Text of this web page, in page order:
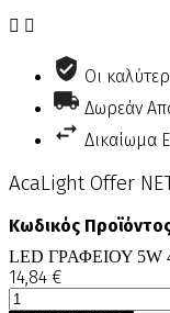
 
Οι
Δωρεάν
Δικαίωμα
AcaLight Offer
Κωδικός
LED ΓΡΑΦΕΙΟΥ 5W
14,84 €